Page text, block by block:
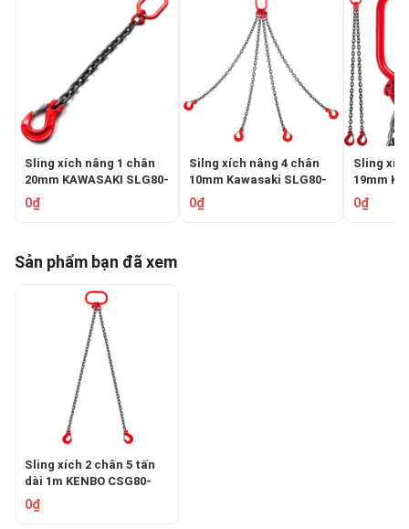
Sling xích nâng 1 chân
20mm KAWASAKI SLG80-
120
0₫
Silng xích nâng 4 chân
10mm Kawasaki SLG80-
410
0₫
Sling
19mm
219
0₫
Sản phẩm bạn đã xem
Sling xích 2 chân 5 tấn
dài 1m KENBO CSG80-
02-5T1M
0₫